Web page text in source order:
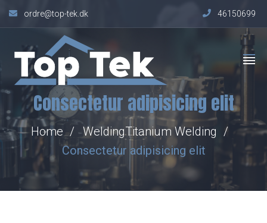
ordre@top-tek.dk 46150699
Consectetur adipisicing elit
Home WeldingTitanium Welding
Consectetur adipisicing elit